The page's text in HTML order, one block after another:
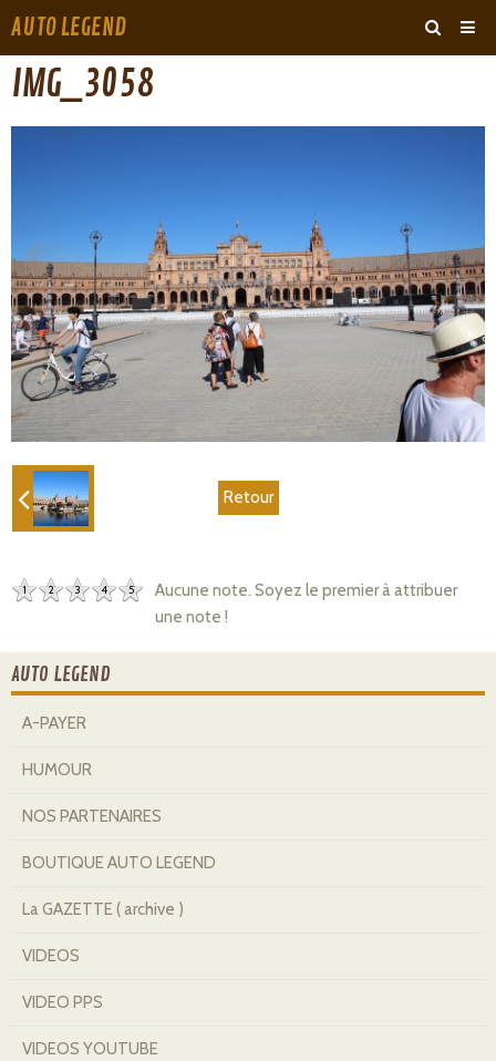
AUTO LEGEND
ARCHIVES
‹ ›
IMG_3058
Retour
1 2 3 4 5
Aucune note. Soyez le premier à attribuer
une note !
AUTO LEGEND
A-PAYER
HUMOUR
NOS PARTENAIRES
BOUTIQUE AUTO LEGEND
La GAZETTE ( archive )
VIDEOS
VIDEO PPS
VIDEOS YOUTUBE